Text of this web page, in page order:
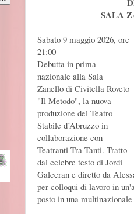
SALA
Sabato 9 maggio 2026, ore
21:00
Debutta in prima
nazionale alla Sala
Zanello di Civitella Roveto
"Il Metodo", la nuova
produzione del Teatro
Stabile d’Abruzzo in
collaborazione con
Teatranti Tra Tanti. Tratto
dal celebre testo di Jordi
Galceran e diretto da
per colloqui di lavoro in
posto in una